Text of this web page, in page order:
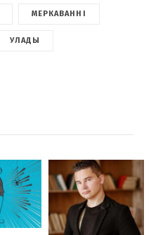
МЕРКАВАННІ
УЛАДЫ